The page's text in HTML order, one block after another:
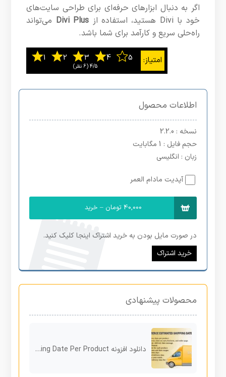
اگر به دنبال ابزارهای حرفه‌ای برای طراحی سایت‌های
خود با Divi هستید، استفاده از
Divi Plus می‌تواند
راه‌حلی سریع و کارآمد برای شما باشد.
4/5 ‏‫(6 نظر)‬
اطلاعات محصول
نسخه : 2.2.0
حجم فایل : 1 مگابایت
زبان : انگلیسی
آپدیت مادام العمر
40,000 تومان – خرید
در صورت مایل بودن به خرید اشتراک اینجا کلیک کنید.
خرید اشتراک
محصولات پیشنهادی
دانلود افزونه WooCommerce Estimated Shipping Date Per Product